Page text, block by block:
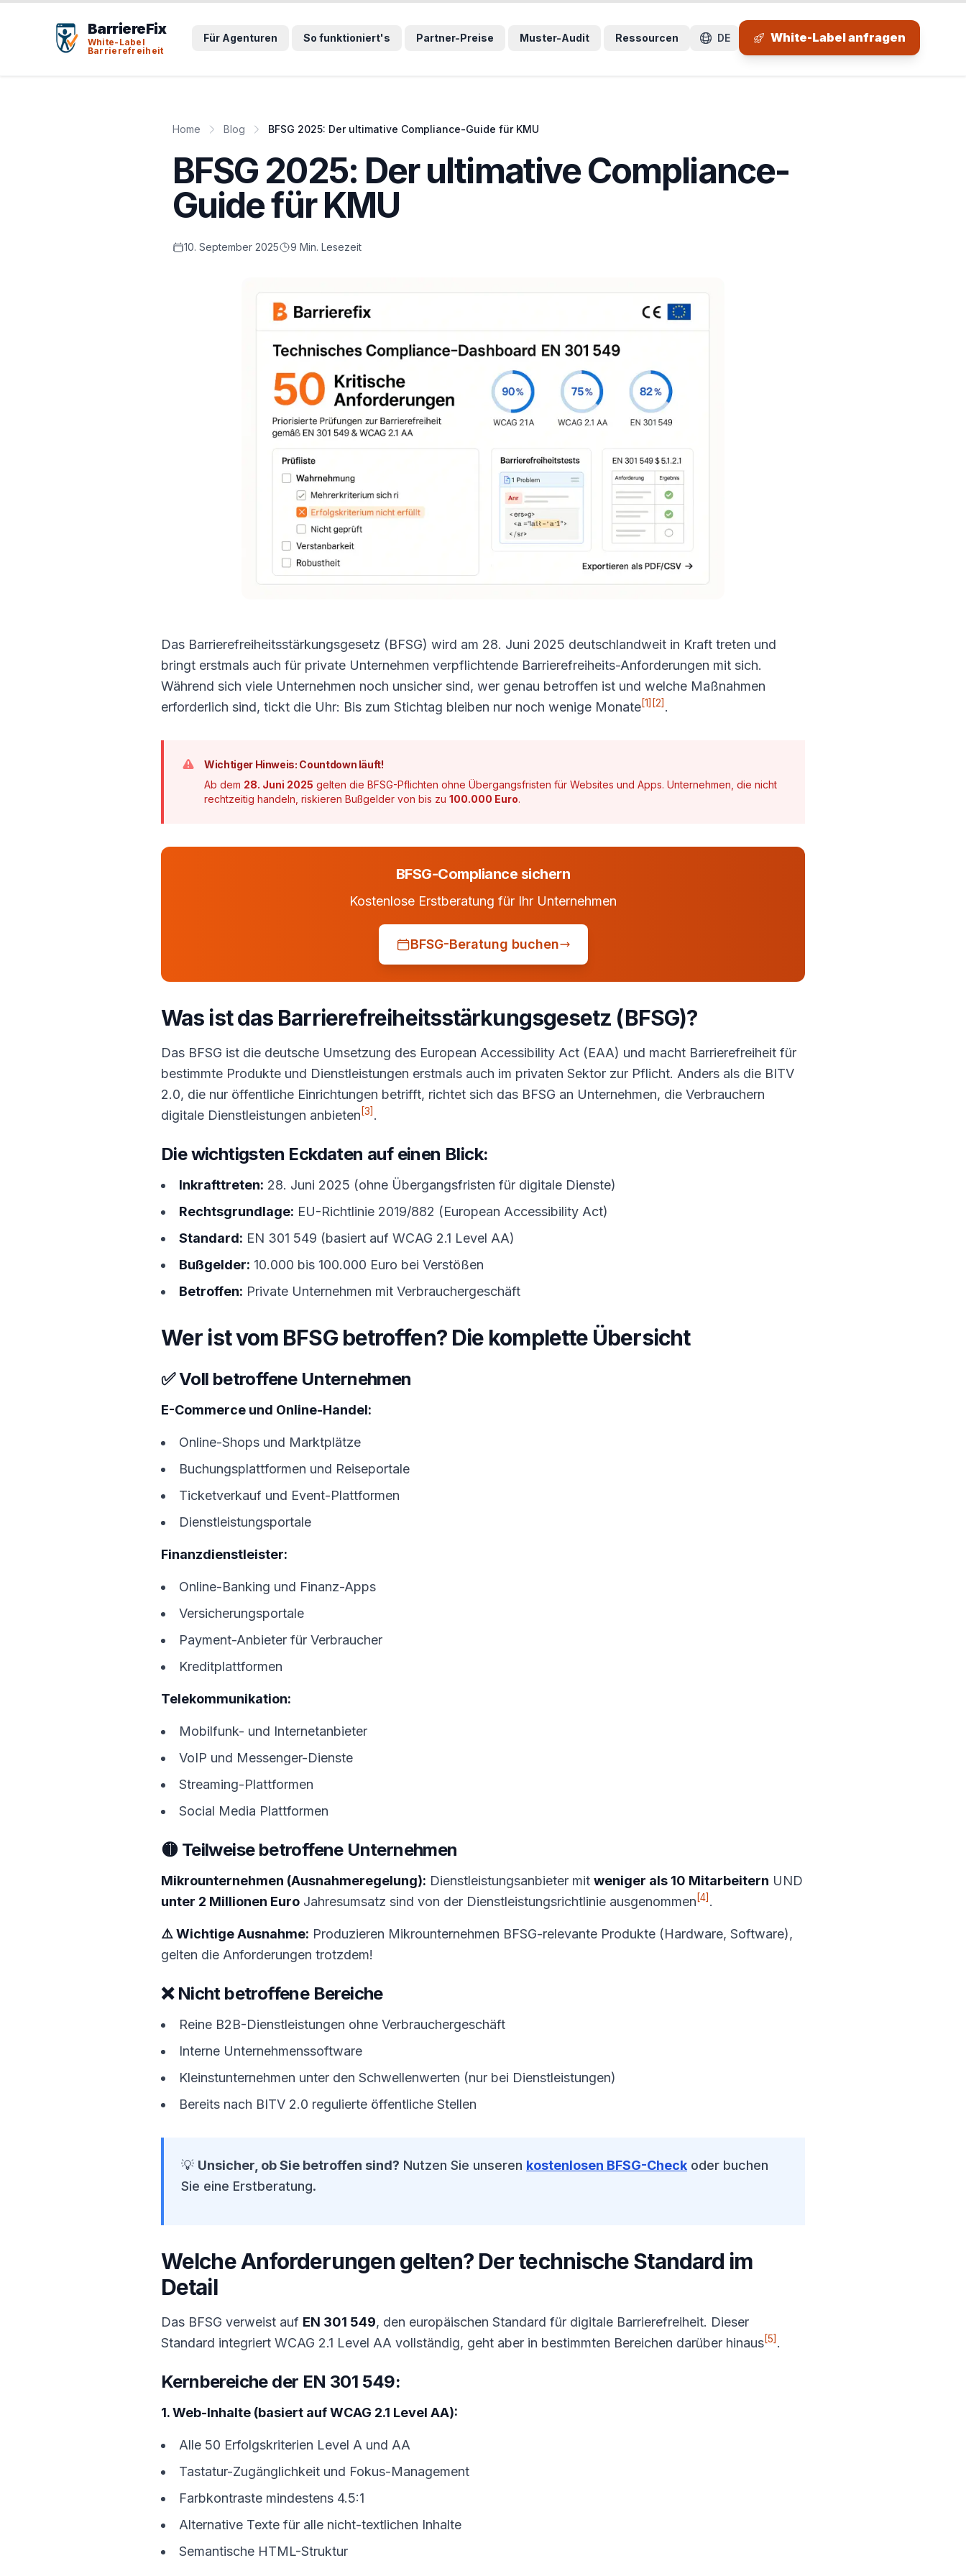
BarriereFix
White-Label
Barrierefreiheit
Für Agenturen So funktioniert's Partner-Preise Muster-Audit Ressourcen DE White-Label anfragen
Home Blog BFSG 2025: Der ultimative Compliance-Guide für KMU
BFSG 2025: Der ultimative Compliance-
Guide für KMU
10. September 2025 9 Min. Lesezeit
Das Barrierefreiheitsstärkungsgesetz (BFSG) wird am 28. Juni 2025 deutschlandweit in Kraft treten und
bringt erstmals auch für private Unternehmen verpflichtende Barrierefreiheits-Anforderungen mit sich.
Während sich viele Unternehmen noch unsicher sind, wer genau betroffen ist und welche Maßnahmen
erforderlich sind, tickt die Uhr: Bis zum Stichtag bleiben nur noch wenige Monate[1] [2] .
Wichtiger Hinweis: Countdown läuft!
Ab dem 28. Juni 2025 gelten die BFSG-Pflichten ohne Übergangsfristen für Websites und Apps. Unternehmen, die nicht
rechtzeitig handeln, riskieren Bußgelder von bis zu 100.000 Euro.
BFSG-Compliance sichern
Kostenlose Erstberatung für Ihr Unternehmen
BFSG-Beratung buchen
Was ist das Barrierefreiheitsstärkungsgesetz (BFSG)?
Das BFSG ist die deutsche Umsetzung des European Accessibility Act (EAA) und macht Barrierefreiheit für
bestimmte Produkte und Dienstleistungen erstmals auch im privaten Sektor zur Pflicht. Anders als die BITV
2.0, die nur öffentliche Einrichtungen betrifft, richtet sich das BFSG an Unternehmen, die Verbrauchern
digitale Dienstleistungen anbieten [3] .
Die wichtigsten Eckdaten auf einen Blick:
Inkrafttreten: 28. Juni 2025 (ohne Übergangsfristen für digitale Dienste)
Rechtsgrundlage: EU-Richtlinie 2019/882 (European Accessibility Act)
Standard: EN 301 549 (basiert auf WCAG 2.1 Level AA)
Bußgelder: 10.000 bis 100.000 Euro bei Verstößen
Betroffen: Private Unternehmen mit Verbrauchergeschäft
Wer ist vom BFSG betroffen? Die komplette Übersicht
✅ Voll betroffene Unternehmen
E-Commerce und Online-Handel:
Online-Shops und Marktplätze
Buchungsplattformen und Reiseportale
Ticketverkauf und Event-Plattformen
Dienstleistungsportale
Finanzdienstleister:
Online-Banking und Finanz-Apps
Versicherungsportale
Payment-Anbieter für Verbraucher
Kreditplattformen
Telekommunikation:
Mobilfunk- und Internetanbieter
VoIP und Messenger-Dienste
Streaming-Plattformen
Social Media Plattformen
🟡 Teilweise betroffene Unternehmen
Mikrounternehmen (Ausnahmeregelung): Dienstleistungsanbieter mit weniger als 10 Mitarbeitern UND
unter 2 Millionen Euro Jahresumsatz sind von der Dienstleistungsrichtlinie ausgenommen [4] .
⚠️ Wichtige Ausnahme: Produzieren Mikrounternehmen BFSG-relevante Produkte (Hardware, Software),
gelten die Anforderungen trotzdem!
❌ Nicht betroffene Bereiche
Reine B2B-Dienstleistungen ohne Verbrauchergeschäft
Interne Unternehmenssoftware
Kleinstunternehmen unter den Schwellenwerten (nur bei Dienstleistungen)
Bereits nach BITV 2.0 regulierte öffentliche Stellen
💡 Unsicher, ob Sie betroffen sind? Nutzen Sie unseren kostenlosen BFSG-Check oder buchen
Sie eine Erstberatung.
Welche Anforderungen gelten? Der technische Standard im
Detail
Das BFSG verweist auf EN 301 549, den europäischen Standard für digitale Barrierefreiheit. Dieser
Standard integriert WCAG 2.1 Level AA vollständig, geht aber in bestimmten Bereichen darüber hinaus[5] .
Kernbereiche der EN 301 549:
1. Web-Inhalte (basiert auf WCAG 2.1 Level AA):
Alle 50 Erfolgskriterien Level A und AA
Tastatur-Zugänglichkeit und Fokus-Management
Farbkontraste mindestens 4.5:1
Alternative Texte für alle nicht-textlichen Inhalte
Semantische HTML-Struktur